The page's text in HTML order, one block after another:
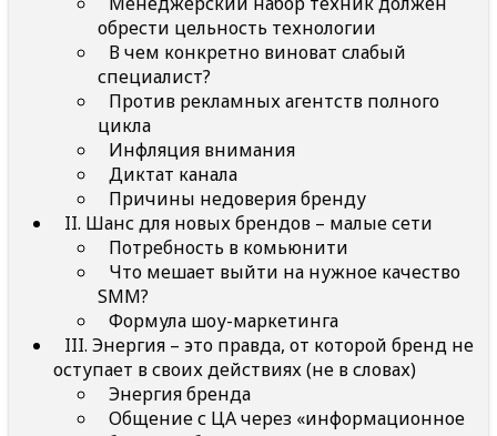
обрести цельность технологии
В чем конкретно виноват слабый
специалист?
Против рекламных агентств полного
цикла
Инфляция внимания
Диктат канала
Причины недоверия бренду
II. Шанс для новых брендов – малые сети
Потребность в комьюнити
Что мешает выйти на нужное качество
SMM?
Формула шоу-маркетинга
III. Энергия – это правда, от которой бренд не
оступает в своих действиях (не в словах)
Энергия бренда
Общение с ЦА через «информационное